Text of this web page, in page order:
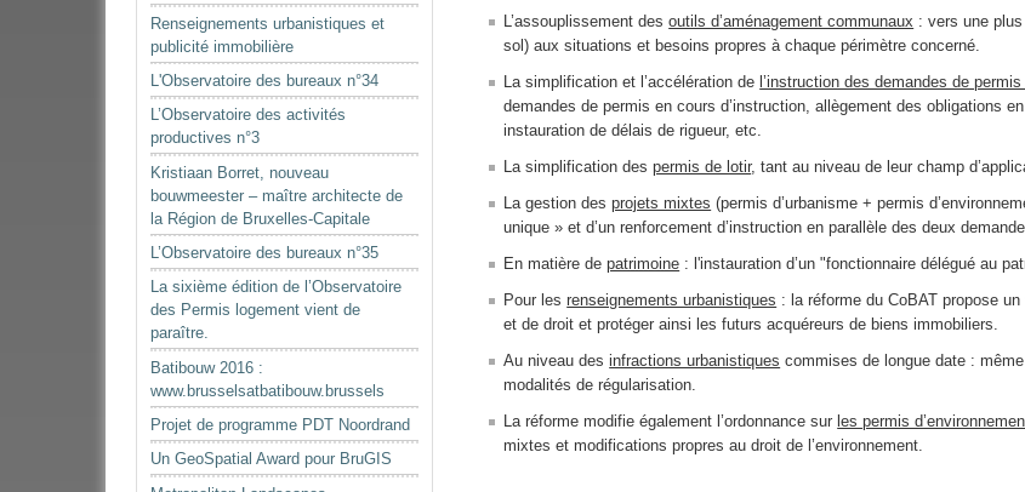
Renseignements urbanistiques et
publicité immobilière
L'Observatoire des bureaux n°34
L’Observatoire des activités
productives n°3
Kristiaan Borret, nouveau
bouwmeester – maître architecte de
la Région de Bruxelles-Capitale
L’Observatoire des bureaux n°35
La sixième édition de l’Observatoire
des Permis logement vient de
paraître.
Batibouw 2016 :
www.brusselsatbatibouw.brussels
Projet de programme PDT Noordrand
Un GeoSpatial Award pour BruGIS
L’assouplissement desoutils d’aménagement communaux : vers une
sol) aux situations et besoins propres à chaque périmètre concerné.
La simplification et l’accélération del’instruction des demandes de permis
demandes de permis en cours d’instruction, allègement des obligations
instauration de délais de rigueur, etc.
La simplification despermis de lotir, tant au niveau de leur champ
La gestion desprojets mixtes (permis d’urbanisme + permis
unique » et d’un renforcement d’instruction en parallèle des deux
En matière depatrimoine : l'instauration d’un "fonctionnaire délégué au
Pour lesrenseignements urbanistiques : la réforme du CoBAT propose
et de droit et protéger ainsi les futurs acquéreurs de biens immobiliers.
Au niveau desinfractions urbanistiques commises de longue date :
modalités de régularisation.
La réforme modifie également l’ordonnance surles permis
mixtes et modifications propres au droit de l’environnement.